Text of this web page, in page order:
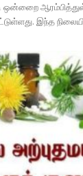
ஒன்றைை
இந்த